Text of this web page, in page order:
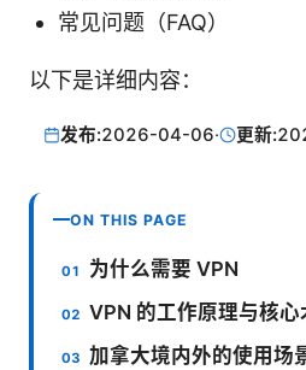
常见问题（FAQ）
以下是详细内容：
发布:2026-04-06· 更新:
ON THIS PAGE
为什么需要 VPN
VPN 的工作原理与核心
加拿大境内外的使用场